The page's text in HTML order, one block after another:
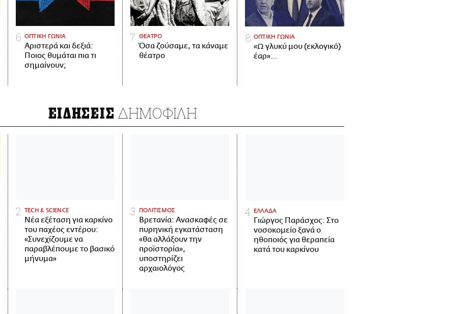
ΟΠΤΙΚΗ ΓΩΝΙΑ
Αριστερά και δεξιά:
Ποιος θυμάται πια τι
σημαίνουν;
ΘΕΑΤΡΟ
Όσα ζούσαμε, τα κάναμε
θέατρο
ΟΠΤΙΚΗ ΓΩΝΙΑ
«Ω γλυκύ μου (εκλογικό)
έαρ»…
ΕΙΔΗΣΕΙΣ ΔΗΜΟΦΙΛΗ
ΤECH & SCIENCE
Νέα εξέταση για καρκίνο
του παχέος εντέρου:
«Συνεχίζουμε να
παραβλέπουμε το βασικό
μήνυμα»
ΠΟΛΙΤΙΣΜΟΣ
Βρετανία: Ανασκαφές σε
πυρηνική εγκατάσταση
«θα αλλάξουν την
προϊστορία»,
υποστηρίζει
αρχαιολόγος
ΕΛΛΑΔΑ
Γιώργος Παράσχος: Στο
νοσοκομείο ξανά ο
ηθοποιός για θεραπεία
κατά του καρκίνου